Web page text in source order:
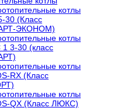
котлы
30 (Класс
ЭКОНОМ)
котлы
3-30 (класс
котлы
RX (Класс
котлы
QX (Класс ЛЮКС)